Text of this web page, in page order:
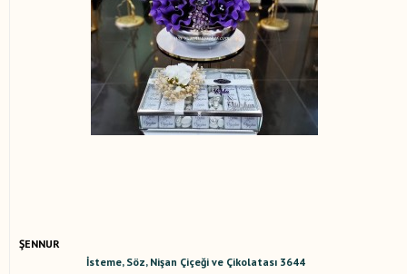
ŞENNUR
İsteme, Söz, Nişan Çiçeği ve Çikolatası 3644